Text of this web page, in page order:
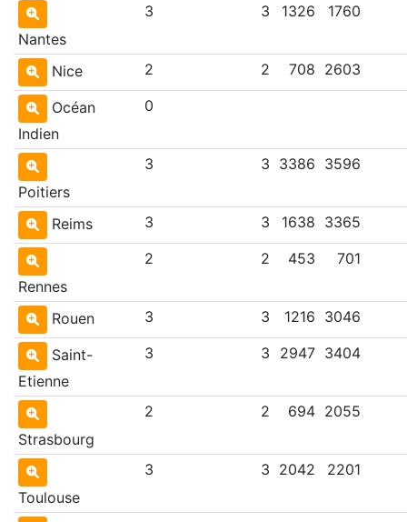
Nantes
3 3 1326 1760
Nice 2 2 708 2603
Océan
Indien
0
Poitiers
3 3 3386 3596
Reims 3 3 1638 3365
Rennes
2 2 453 701
Rouen 3 3 1216 3046
Saint-
Etienne
3 3 2947 3404
Strasbourg
2 2 694 2055
Toulouse
3 3 2042 2201